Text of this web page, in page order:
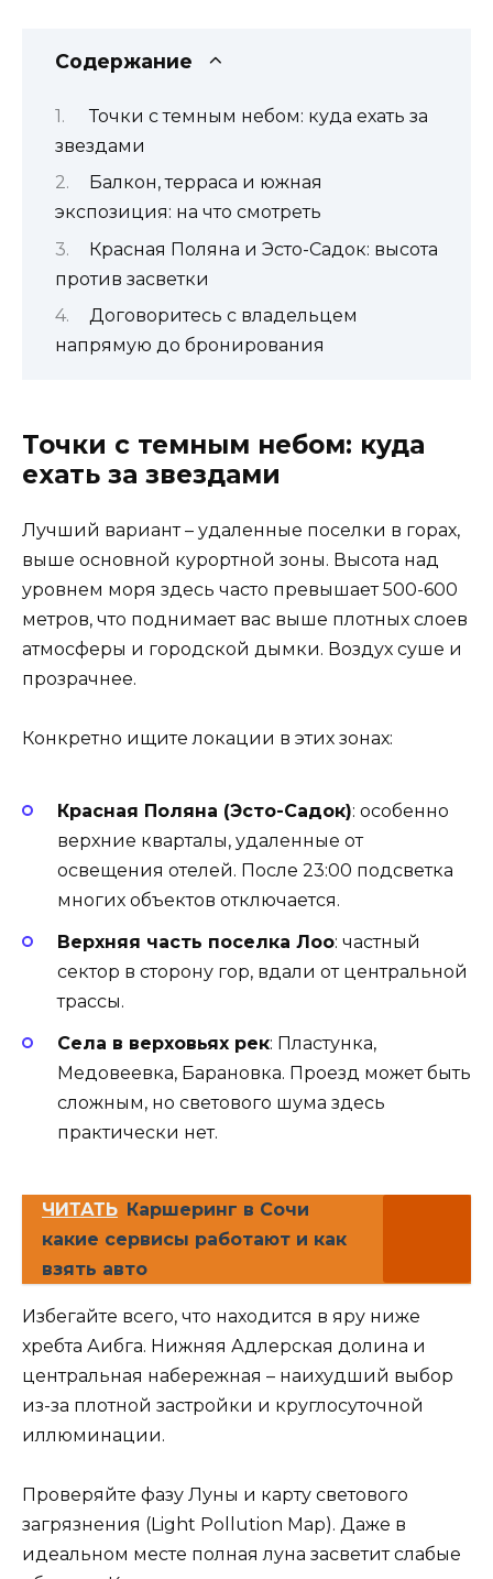
Содержание
Точки с темным небом: куда ехать за
звездами
Балкон, терраса и южная
экспозиция: на что смотреть
Красная Поляна и Эсто-Садок: высота
против засветки
Договоритесь с владельцем
напрямую до бронирования
Точки с темным небом: куда
ехать за звездами
Лучший вариант – удаленные поселки в горах,
выше основной курортной зоны. Высота над
уровнем моря здесь часто превышает 500-600
метров, что поднимает вас выше плотных слоев
атмосферы и городской дымки. Воздух суше и
прозрачнее.
Конкретно ищите локации в этих зонах:
Красная Поляна (Эсто-Садок): особенно
верхние кварталы, удаленные от
освещения отелей. После 23:00 подсветка
многих объектов отключается.
Верхняя часть поселка Лоо: частный
сектор в сторону гор, вдали от центральной
трассы.
Села в верховьях рек: Пластунка,
Медовеевка, Барановка. Проезд может быть
сложным, но светового шума здесь
практически нет.
ЧИТАТЬ Каршеринг в Сочи
какие сервисы работают и как
взять авто
Избегайте всего, что находится в яру ниже
хребта Аибга. Нижняя Адлерская долина и
центральная набережная – наихудший выбор
из-за плотной застройки и круглосуточной
иллюминации.
Проверяйте фазу Луны и карту светового
загрязнения (Light Pollution Map). Даже в
идеальном месте полная луна засветит слабые